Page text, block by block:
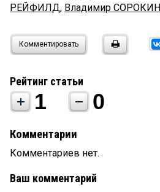
РЕЙФИЛД, Владимир СОРОКИН
Комментировать
Рейтинг статьи
1 0
Комментарии
Комментариев нет.
Ваш комментарий